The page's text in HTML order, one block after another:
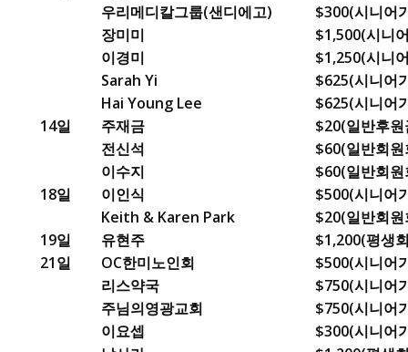
우리메디칼그룹(샌디에고)
$300(시니어
장미미
$1,500(시니
이경미
$1,250(시니
Sarah Yi
$625(시니어
Hai Young Lee
$625(시니어
14일
주재금
$20(일반후
전신석
$60(일반회
이수지
$60(일반회
18일
이인식
$500(시니어
Keith & Karen Park
$20(일반회
19일
유현주
$1,200(평생
21일
OC한미노인회
$500(시니어
리스약국
$750(시니어
주님의영광교회
$750(시니어
이요셉
$300(시니어